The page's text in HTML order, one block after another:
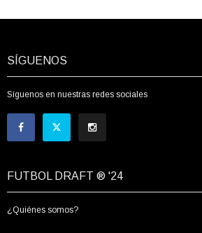
SÍGUENOS
Síguenos en nuestras redes sociales
FUTBOL DRAFT ® '24
¿Quiénes somos?